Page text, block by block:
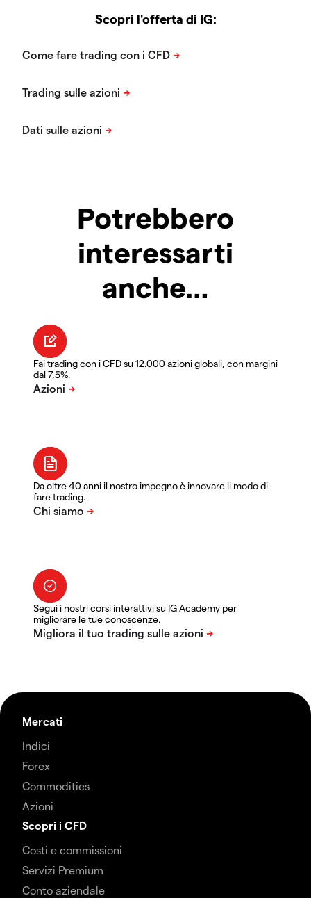
Scopri l'offerta di IG:
Potrebbero
interessarti
anche…
Fai trading con i CFD su 12.000 azioni globali, con margini
dal 7,5%.
Da oltre 40 anni il nostro impegno è innovare il modo di
fare trading.
Segui i nostri corsi interattivi su IG Academy per
migliorare le tue conoscenze.
Mercati
Indici
Forex
Commodities
Azioni
Scopri i CFD
Costi e commissioni
Servizi Premium
Conto aziendale